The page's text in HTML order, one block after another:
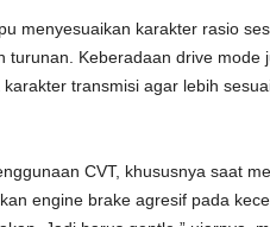
menyesuaikan karakter rasio
Keberadaan drive mode
transmisi agar lebih
CVT, khususnya saat
engine brake agresif pada